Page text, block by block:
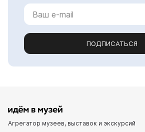
ПОДПИСАТЬСЯ
Агрегатор музеев, выставок и экскурсий